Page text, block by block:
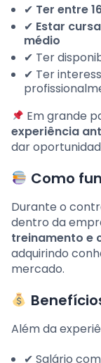
✔ Ter entre
✔ Estar
médio
✔ Ter
✔ Ter
Em grande
experiência
dar
Como
Durante o
dentro da
treinamento e
adquirindo
mercado.
Além da
✔ Salário